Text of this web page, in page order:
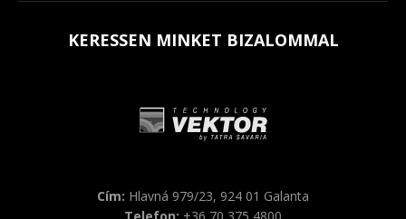
KERESSEN MINKET BIZALOMMAL
Cím: Hlavná 979/23, 924 01 Galanta